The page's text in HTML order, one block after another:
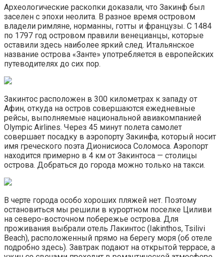
Археологические раскопки доказали, что Закинф был
заселен с эпохи неолита. В разное время островом
владели римляне, норманны, готты и французы. С 1484
по 1797 год островом правили венецианцы, которые
оставили здесь наиболее яркий след. Итальянское
название острова «Занте» употребляется в европейских
путеводителях до сих пор.
Закинтос расположен в 300 километрах к западу от
Афин, откуда на остров совершаются ежедневные
рейсы, выполняемые национальной авиакомпанией
Olympic Airlines. Через 45 минут полета самолет
совершает посадку в аэропорту Закинфа, который носит
имя греческого поэта Дионисиоса Соломоса. Аэропорт
находится примерно в 4 км от Закинтоса — столицы
острова. Добраться до города можно только на такси.
В черте города особо хороших пляжей нет. Поэтому
остановиться мы решили в курортном поселке Циливи
на северо-восточном побережье острова. Для
проживания выбрали отель Лакинтос (Iakinthos, Tsilivi
Beach), расположенный прямо на берегу моря (об отеле
подробно здесь). Завтрак подают на открытой террасе, а